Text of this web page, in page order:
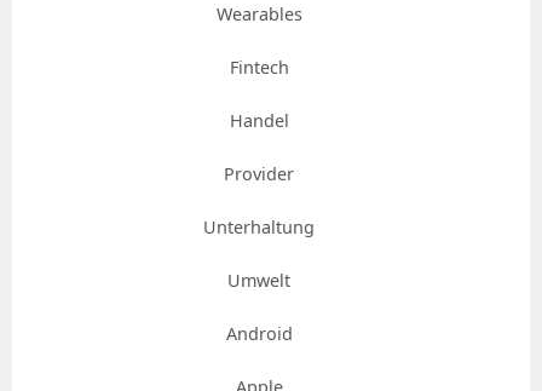
Wearables
Fintech
Handel
Provider
Unterhaltung
Umwelt
Android
Apple